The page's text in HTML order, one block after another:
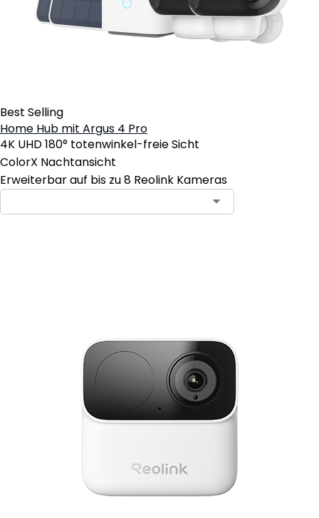
Best Selling
Home Hub mit Argus 4 Pro
4K UHD 180° totenwinkel-freie Sicht
ColorX Nachtansicht
Erweiterbar auf bis zu 8 Reolink Kameras